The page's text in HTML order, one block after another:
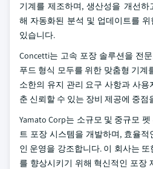
기계를 제조하며, 생산성을 개선
해 자동화된 분석 및 업데이트를
있습니다.
Concetti는 고속 포장 솔루션을 전
푸드 형식 모두를 위한 맞춤형 기계
소한의 유지 관리 요구 사항과 사
춘 신뢰할 수 있는 장비 제공에 중점
Yamato Corp는 소규모 및 중규모
트 포장 시스템을 개발하며, 효율
인 운영을 강조합니다. 이 회사는
를 향상시키기 위해 혁신적인 포장